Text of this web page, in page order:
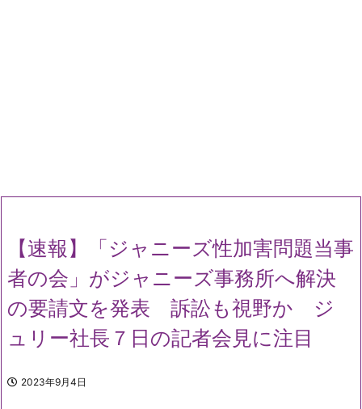
【速報】「ジャニーズ性加害問題当事
者の会」がジャニーズ事務所へ解決
の要請文を発表 訴訟も視野か ジ
ュリー社長７日の記者会見に注目
2023年9月4日